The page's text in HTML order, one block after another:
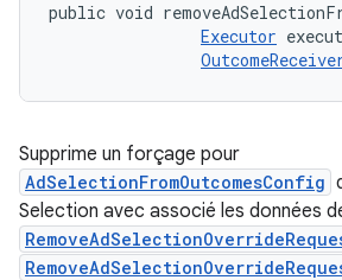
public void
Executor
Supprime un forçage pour
AdSelectionFromOutcomesConfig
Selection avec associé les données